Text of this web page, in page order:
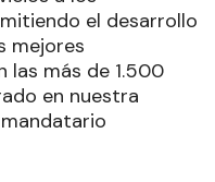
el desarrollo
mejores
las más de 1.500
en nuestra